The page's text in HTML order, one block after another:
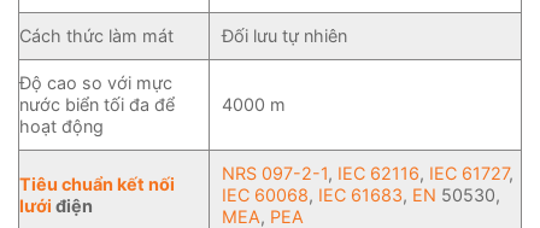
Cách thức làm mát Đối lưu tự nhiên
Độ cao so với mực
nước biển tối đa để
hoạt động
4000 m
Tiêu chuẩn kết nối
lưới điện
NRS 097-2-1, IEC 62116, IEC 61727,
IEC 60068, IEC 61683, EN 50530,
MEA, PEA